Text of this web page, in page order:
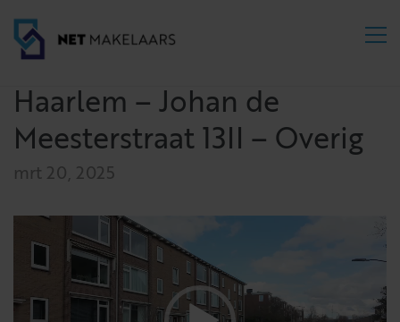
Haarlem – Johan de
Meesterstraat 13II – Overig
mrt 20, 2025